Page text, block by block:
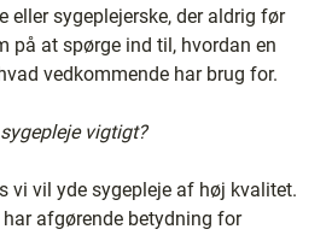
eller sygeplejerske, der aldrig før
at spørge ind til, hvordan en
vedkommende har brug for.
vigtigt?
vi vil yde sygepleje af høj kvalitet.
afgørende betydning for